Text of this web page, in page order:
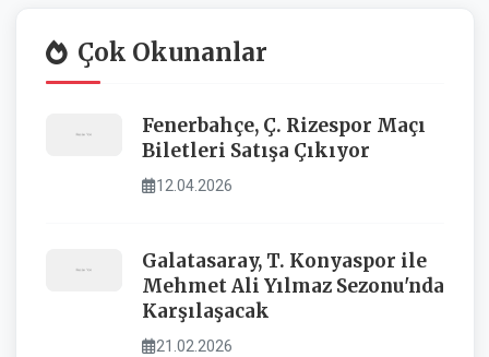
Çok Okunanlar
Fenerbahçe, Ç. Rizespor Maçı
Biletleri Satışa Çıkıyor
12.04.2026
Galatasaray, T. Konyaspor ile
Mehmet Ali Yılmaz Sezonu'nda
Karşılaşacak
21.02.2026